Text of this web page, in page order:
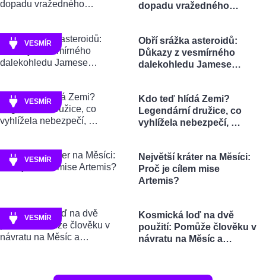
dopadu vražedného…
VESMÍR
Obří srážka asteroidů:
Důkazy z vesmírného
dalekohledu Jamese…
VESMÍR
Kdo teď hlídá Zemi?
Legendární družice, co
vyhlížela nebezpečí, …
VESMÍR
Největší kráter na Měsíci:
Proč je cílem mise
Artemis?
VESMÍR
Kosmická loď na dvě
použití: Pomůže člověku v
návratu na Měsíc a…